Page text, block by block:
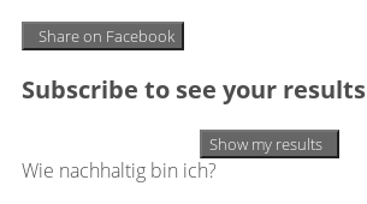
Share on Facebook
Subscribe to see your results
Show my results
Wie nachhaltig bin ich?